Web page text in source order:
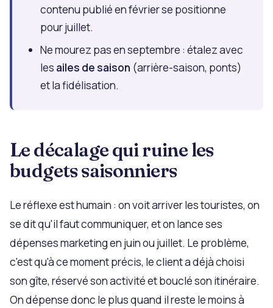
contenu publié en février se positionne
pour juillet.
Ne mourez pas en septembre : étalez avec
les ailes de saison (arrière-saison, ponts)
et la fidélisation.
Le décalage qui ruine les
budgets saisonniers
Le réflexe est humain : on voit arriver les touristes, on
se dit qu'il faut communiquer, et on lance ses
dépenses marketing en juin ou juillet. Le problème,
c'est qu'à ce moment précis, le client a déjà choisi
son gîte, réservé son activité et bouclé son itinéraire.
On dépense donc le plus quand il reste le moins à